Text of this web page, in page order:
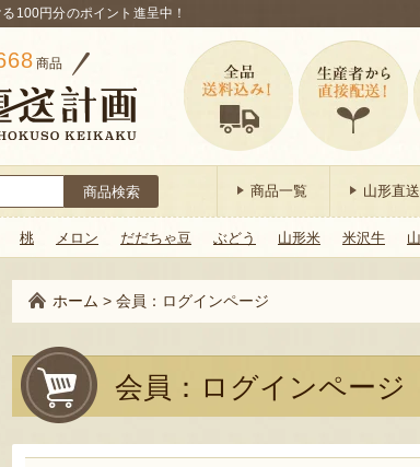
100円分のポイント進呈中！
商品
商品一覧 山形直
桃 メロン だだちゃ豆 ぶどう 山形米 米沢牛
ホーム > 会員：ログインページ
会員：ログインページ